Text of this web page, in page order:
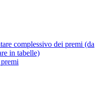
complessivo dei premi (da
in tabelle)